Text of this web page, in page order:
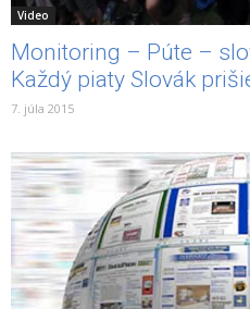
Video
Monitoring – Púte –
Každý piaty Slovák
7. júla 2015